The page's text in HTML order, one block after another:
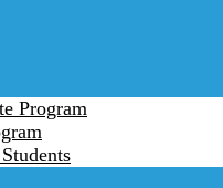
Program